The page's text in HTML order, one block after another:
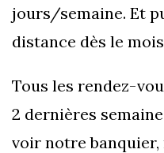
jours/semaine. Et
distance dès le
Tous les rendez-
2 dernières
voir notre